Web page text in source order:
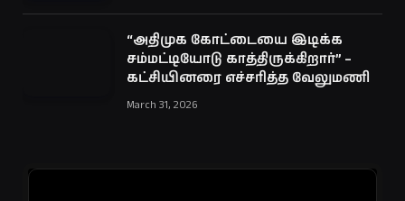
“அதிமுக கோட்டையை இடிக்க
சம்மட்டியோடு காத்திருக்கிறார்” –
கட்சியினரை எச்சரித்த வேலுமணி
March 31, 2026